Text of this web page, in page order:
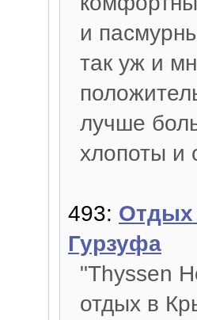
и
так уж и
лучше
хлопоты и
493: Отдых
Гурзуфа
"Thyssen
отдых в